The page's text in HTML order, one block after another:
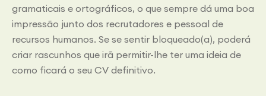
gramaticais e ortográficos, o que sempre dá uma boa
impressão junto dos recrutadores e pessoal de
recursos humanos. Se se sentir bloqueado(a), poderá
criar rascunhos que irã permitir-lhe ter uma ideia de
como ficará o seu CV definitivo.